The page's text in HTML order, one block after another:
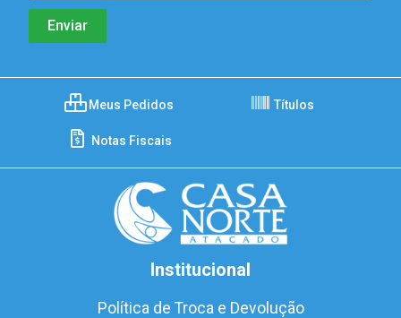
Meus Pedidos Títulos
Notas Fiscais
Institucional
Política de Troca e Devolução